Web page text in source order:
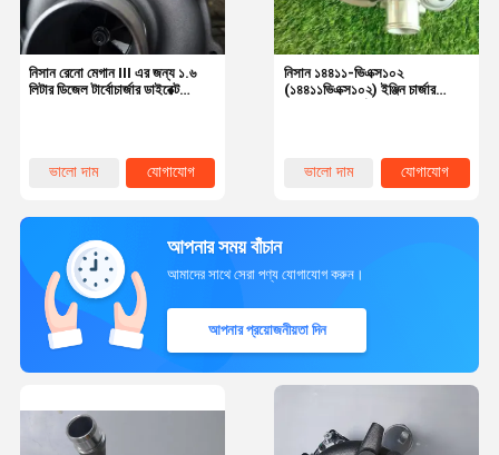
নিসান রেনো মেগান III এর জন্য ১.৬
লিটার ডিজেল টার্বোচার্জার ডাইরেক্ট
ভালো দাম যোগাযোগ
নিসান ১৪৪১১-ভিএক্স১০২
(১৪৪১১ভিএক্স১০২) ইঞ্জিন চার্জার
ভালো দাম যোগাযোগ
আপনার সময় বাঁচান
আমাদের সাথে সেরা পণ্য যোগাযোগ করুন।
আপনার প্রয়োজনীয়তা দিন